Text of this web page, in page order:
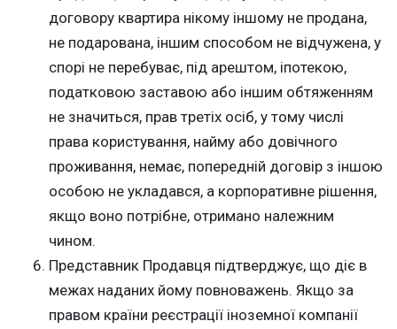
договору квартира нікому іншому не продана,
не подарована, іншим способом не відчужена, у
спорі не перебуває, під арештом, іпотекою,
податковою заставою або іншим обтяженням
не значиться, прав третіх осіб, у тому числі
права користування, найму або довічного
проживання, немає, попередній договір з іншою
особою не укладався, а корпоративне рішення,
якщо воно потрібне, отримано належним
чином.
Представник Продавця підтверджує, що діє в
межах наданих йому повноважень. Якщо за
правом країни реєстрації іноземної компанії